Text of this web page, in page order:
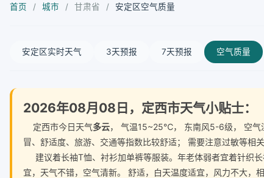
首页 / 城市 / 甘肃省 / 安定区空气质量
安定区实时天气 3天预报 7天预报 空气质量
2026年08月08日，定西市天气小贴士：
定西市今日天气多云， 气温15~25℃， 东南风5-6级， 空气
冒、舒适度、旅游、交通等指数比较舒适； 需要注意过敏等相关
建议着长袖T恤、衬衫加单裤等服装。年老体弱者宜着针织
宜，天气不错，空气清新。 舒适，白天温度适宜，风力不大，